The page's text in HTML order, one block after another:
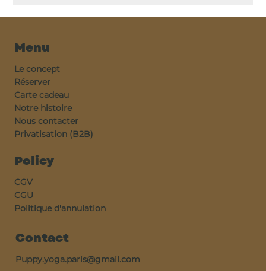
Menu
Le concept
Réserver
Carte cadeau
Notre histoire
Nous contacter
Privatisation (B2B)
Policy
CGV
CGU
Politique d'annulation
Contact
Puppy.yoga.paris@gmail.com